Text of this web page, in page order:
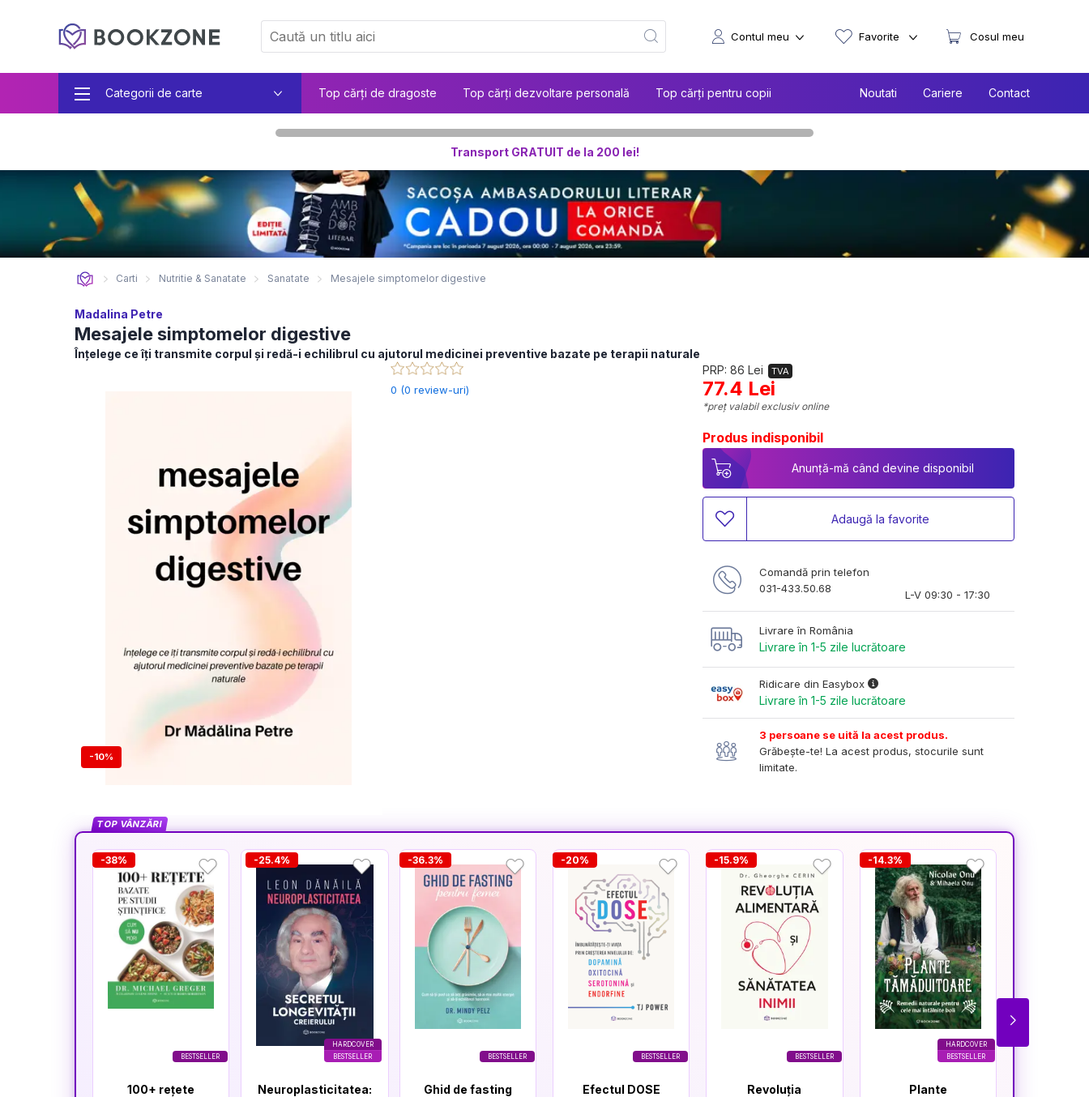
Categorii de carte Top cărți de dragoste Top cărți dezvoltare personală Top cărți pentru copii Noutati Cariere Contact
Contul meu Favorite Cosul meu
Transport GRATUIT de la 200 lei!
Carti Nutritie & Sanatate Sanatate Mesajele simptomelor digestive
Madalina Petre
Mesajele simptomelor digestive
Înțelege ce îți transmite corpul și redă-i echilibrul cu ajutorul medicinei preventive bazate pe terapii naturale
-10%
0 (0 review-uri)
PRP: 86 Lei TVA
77.4 Lei
*preț valabil exclusiv online
Produs indisponibil
Anunță-mă când devine disponibil
Adaugă la favorite
Comandă prin telefon
031-433.50.68
L-V 09:30 - 17:30
Livrare în România
Livrare în 1-5 zile lucrătoare
Ridicare din Easybox
Livrare în 1-5 zile lucrătoare
3 persoane se uită la acest produs.
Grăbește-te! La acest produs, stocurile sunt
limitate.
TOP VÂNZĂRI
BESTSELLER
-38%
100+ rețete
HARDCOVER
BESTSELLER
-25.4%
Neuroplasticitatea:
BESTSELLER
-36.3%
Ghid de fasting
BESTSELLER
-20%
Efectul DOSE
BESTSELLER
-15.9%
Revoluția
HARDCOVER
BESTSELLER
-14.3%
Plante